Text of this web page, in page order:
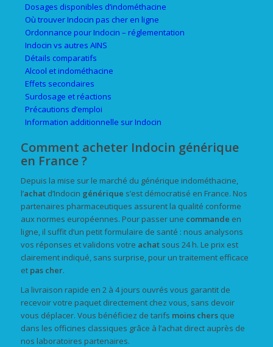
Dosages disponibles d’indométhacine
Où trouver Indocin pas cher en ligne
Ordonnance pour Indocin – réglementation
Indocin vs autres AINS
Détails comparatifs
Alcool et indométhacine
Effets secondaires
Surdosage et réactions
Précautions d’emploi
Information additionnelle sur Indocin
Comment acheter Indocin générique
en France ?
Depuis la mise sur le marché du générique indométhacine,
l’achatd’Indocin générique s’est démocratisé en France. Nos
partenaires pharmaceutiques assurent la qualité conforme
aux normes européennes. Pour passer une commande en
ligne, il suffit d’un petit formulaire de santé : nous analysons
vos réponses et validons votre achatsous 24 h. Le prix est
clairement indiqué, sans surprise, pour un traitement efficace
et pas cher.
La livraison rapide en 2 à 4 jours ouvrés vous garantit de
recevoir votre paquet directement chez vous, sans devoir
vous déplacer. Vous bénéficiez de tarifs moins chersque
dans les officines classiques grâce à l’achat direct auprès de
nos laboratoires partenaires.